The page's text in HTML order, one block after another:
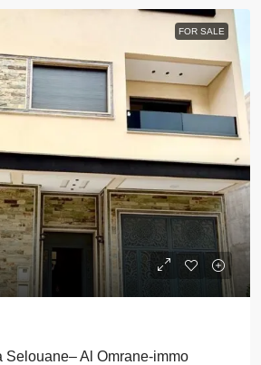
FOR SALE
Selouane– Al Omrane-immo